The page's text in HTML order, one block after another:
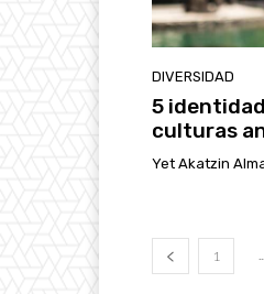
DIVERSIDAD
5
culturas
Yet Akatzin
1 ...